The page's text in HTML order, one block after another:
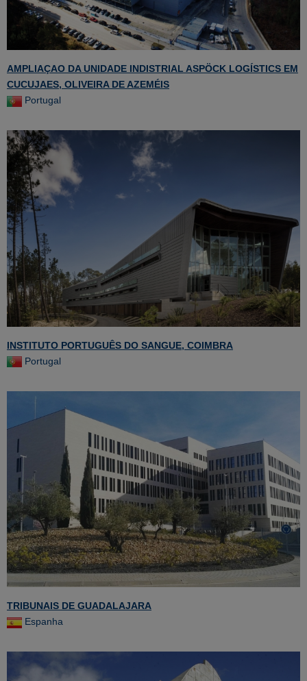
AMPLIAÇAO DA UNIDADE INDISTRIAL ASPÖCK LOGÍSTICS EM
CUCUJAES, OLIVEIRA DE AZEMÉIS
Portugal
INSTITUTO PORTUGUÊS DO SANGUE, COIMBRA
Portugal
TRIBUNAIS DE GUADALAJARA
Espanha